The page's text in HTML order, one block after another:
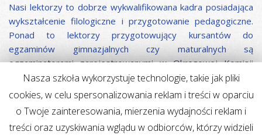
Nasi lektorzy to dobrze wykwalifikowana kadra posiadająca
wykształcenie filologiczne i przygotowanie pedagogiczne.
Ponad to lektorzy przygotowujący kursantów do
egzaminów gimnazjalnych czy maturalnych są
egzaminatorami zarejestrowanymi w Okręgowej Komisji
Egzaminacyjnej. Wszyscy posiadają kilkuletnie
doświadczenie w prowadzeniu zajęć językowych zdobytym
w Polsce jak również za granicą, w Anglii czy USA. Lektorzy
mają doświadczenie w pracy z dziećmi i potrafią stworzyć
miłą i przyjazną atmosferę. Współpracujemy z native
Nasza szkoła wykorzystuje technologie, takie jak pliki
cookies, w celu spersonalizowania reklam i treści w oparciu
o Twoje zainteresowania, mierzenia wydajności reklam i
treści oraz uzyskiwania wglądu w odbiorców, którzy widzieli